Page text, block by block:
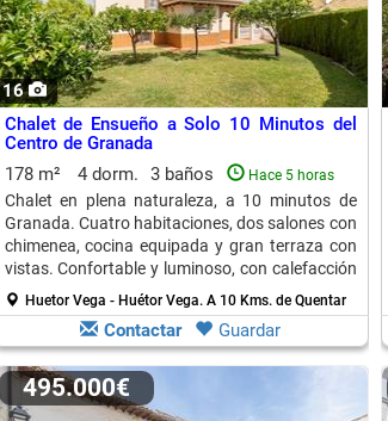
16
Chalet de Ensueño a Solo 10 Minutos del
Centro de Granada
178 m²
4 dorm. 3 baños Hace 5 horas
Chalet en plena naturaleza, a 10 minutos de
Granada. Cuatro habitaciones, dos salones con
chimenea, cocina equipada y gran terraza con
vistas. Confortable y luminoso, con calefacción
y aire acondicionado.
Huetor Vega - Huétor Vega. A 10 Kms. de Quentar
Contactar Guardar
495.000€